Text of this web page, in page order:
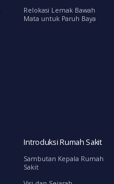
Relokasi Lemak Bawah
Mata untuk Paruh Baya
Introduksi Rumah Sakit
Sambutan Kepala Rumah
Sakit